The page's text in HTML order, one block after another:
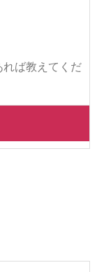
ば教えてくだ